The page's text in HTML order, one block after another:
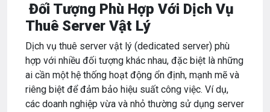
Đối Tượng Phù Hợp Với Dịch Vụ
Thuê Server Vật Lý
Dịch vụ thuê server vật lý (dedicated server) phù
hợp với nhiều đối tượng khác nhau, đặc biệt là những
ai cần một hệ thống hoạt động ổn định, mạnh mẽ và
riêng biệt để đảm bảo hiệu suất công việc. Ví dụ,
các doanh nghiệp vừa và nhỏ thường sử dụng server